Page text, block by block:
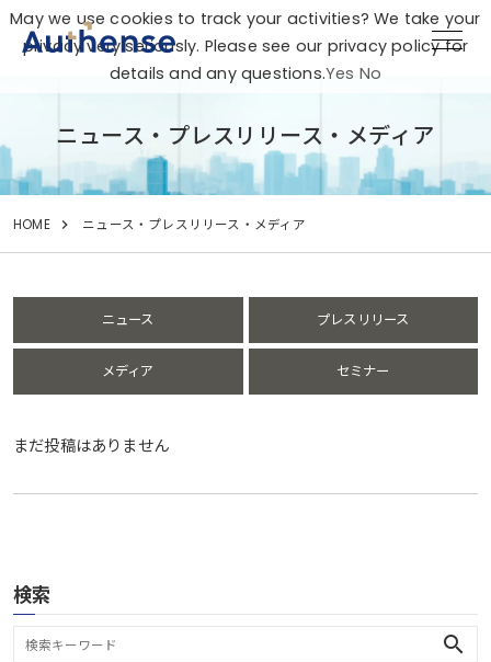
ニュース・プレスリリース・メディア
HOME ニュース・プレスリリース・メディア
ニュース プレスリリース
メディア セミナー
まだ投稿はありません
検索
search
May we use cookies to track your activities? We take your
privacy very seriously. Please see our privacy policy for
details and any questions.Yes No